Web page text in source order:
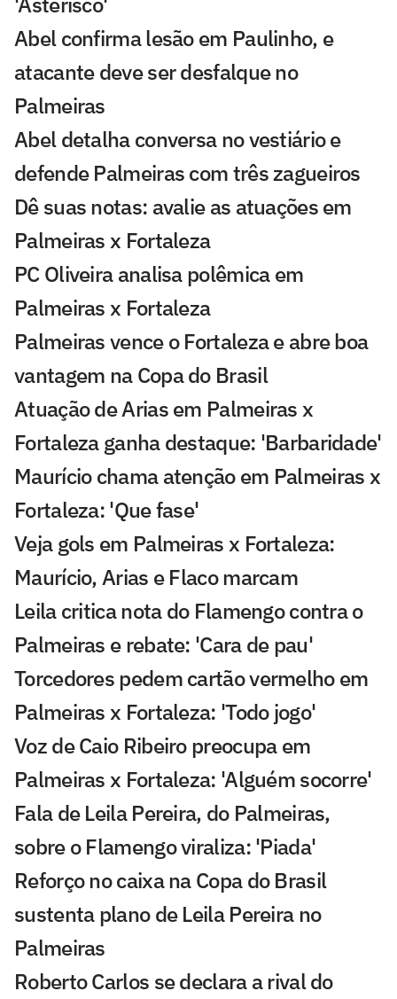
Abel confirma lesão em Paulinho, e
atacante deve ser desfalque no
Palmeiras
Abel detalha conversa no vestiário e
defende Palmeiras com três zagueiros
Dê suas notas: avalie as atuações em
Palmeiras x Fortaleza
PC Oliveira analisa polêmica em
Palmeiras x Fortaleza
Palmeiras vence o Fortaleza e abre boa
vantagem na Copa do Brasil
Atuação de Arias em Palmeiras x
Fortaleza ganha destaque: 'Barbaridade'
Maurício chama atenção em Palmeiras x
Fortaleza: 'Que fase'
Veja gols em Palmeiras x Fortaleza:
Maurício, Arias e Flaco marcam
Leila critica nota do Flamengo contra o
Palmeiras e rebate: 'Cara de pau'
Torcedores pedem cartão vermelho em
Palmeiras x Fortaleza: 'Todo jogo'
Voz de Caio Ribeiro preocupa em
Palmeiras x Fortaleza: 'Alguém socorre'
Fala de Leila Pereira, do Palmeiras,
sobre o Flamengo viraliza: 'Piada'
Reforço no caixa na Copa do Brasil
sustenta plano de Leila Pereira no
Palmeiras
Roberto Carlos se declara a rival do